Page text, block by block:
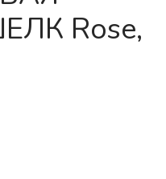
Rose,